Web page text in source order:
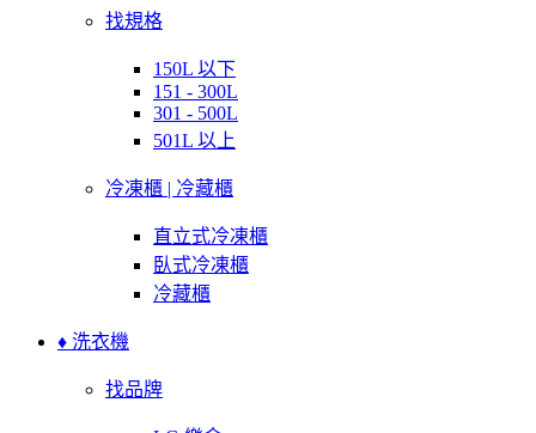
找規格
150L 以下
151 - 300L
301 - 500L
501L 以上
冷凍櫃 | 冷藏櫃
直立式冷凍櫃
臥式冷凍櫃
冷藏櫃
♦ 洗衣機
找品牌